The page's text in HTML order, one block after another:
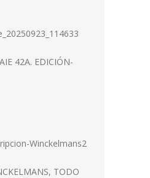
42A. EDICIÓN-
TODO